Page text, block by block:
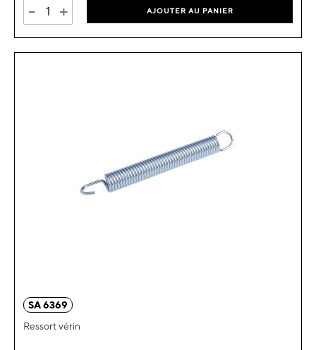
- + AJOUTER AU PANIER
SA 6369
Ressort vérin